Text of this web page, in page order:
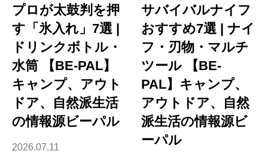
プロが太鼓判を押
す「氷入れ」7選 |
ドリンクボトル・
水筒 【BE-PAL】
キャンプ、アウト
ドア、自然派生活
の情報源ビーパル
2026.07.11
サバイバルナイフ
おすすめ7選 | ナイ
フ・刃物・マルチ
ツール 【BE-
PAL】キャンプ、
アウトドア、自然
派生活の情報源ビ
ーパル